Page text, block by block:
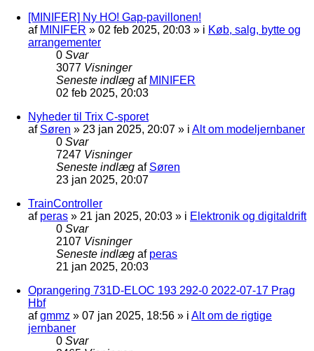
[MINIFER] Ny HO! Gap-pavillonen!
af MINIFER » 02 feb 2025, 20:03 » i Køb, salg, bytte og
arrangementer
0 Svar
3077 Visninger
Seneste indlæg af MINIFER
02 feb 2025, 20:03
Nyheder til Trix C-sporet
af Søren » 23 jan 2025, 20:07 » i Alt om modeljernbaner
0 Svar
7247 Visninger
Seneste indlæg af Søren
23 jan 2025, 20:07
TrainController
af peras » 21 jan 2025, 20:03 » i Elektronik og digitaldrift
0 Svar
2107 Visninger
Seneste indlæg af peras
21 jan 2025, 20:03
Oprangering 731D-ELOC 193 292-0 2022-07-17 Prag
Hbf
afgmmz » 07 jan 2025, 18:56 » i Alt om de rigtige
jernbaner
0 Svar